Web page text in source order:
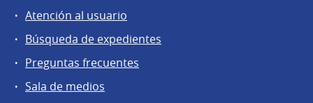
Atención al usuario
Búsqueda de expedientes
Preguntas frecuentes
Sala de medios